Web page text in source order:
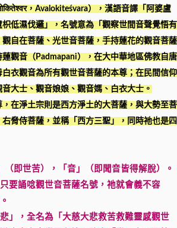
，Avalokiteśvara），漢語音譯「阿婆盧
低濕伐邏」，名號意為「觀察世間音聲覺悟有
自在菩薩、光世音菩薩，手持蓮花的觀音菩薩
觀音（Padmapani），在大中華地區佛教自唐
衣觀音為所有觀世音菩薩的本尊；在民間信仰
大士、觀音娘娘、觀音媽、白衣大士。
在淨土宗則是西方淨土的大菩薩，與大勢至菩
脅侍菩薩，並稱「西方三聖」，同時祂也是四
（即世苦），「音」（即聞音皆得解脫）。
要誦唸觀世音菩薩名號，祂就會義不容
」，全名為「大慈大悲救苦救難靈感觀世